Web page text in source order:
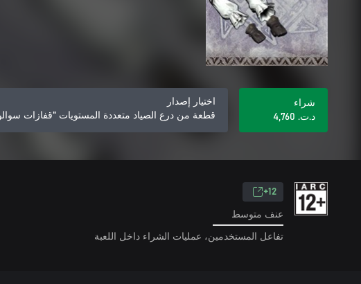
شراء
د.ت.‏ 4,760
اختيار إصدار
قطعة من درع الصياد متعددة المستويات "قفازات
12+
عنف متوسط
تفاعل المستخدمين، عمليات الشراء داخل اللعبة